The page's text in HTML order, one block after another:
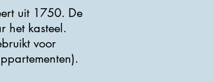
uit 1750. De
het kasteel.
voor